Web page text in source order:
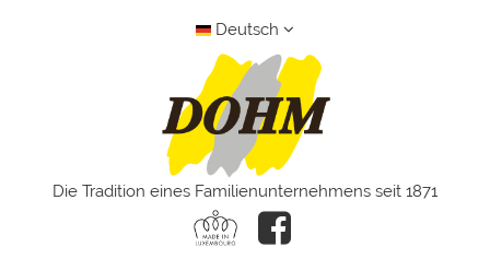
Deutsch
Die Tradition eines Familienunternehmens seit 1871